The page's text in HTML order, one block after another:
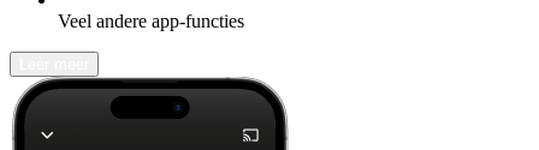
Veel andere app-functies